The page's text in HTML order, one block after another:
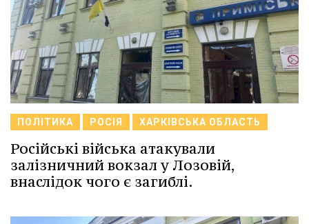
ПОЛІТИКА РОСІЯ ХАРКІВСЬКА ОБЛАСТЬ
Російські війська атакували
залізничний вокзал у Лозовій,
внаслідок чого є загиблі.